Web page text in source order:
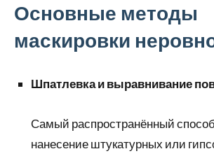
Основные методы
маскировки
Шпатлевка и выравнивание
Самый распространённый
нанесение штукатурных или